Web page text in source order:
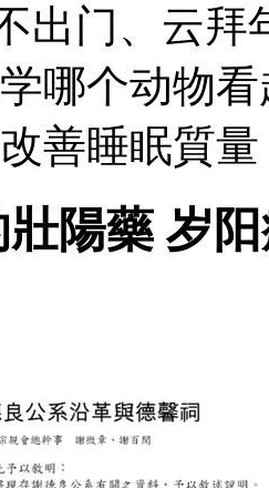
出门、云
哪个动物
善睡眠質量
壯陽藥 岁